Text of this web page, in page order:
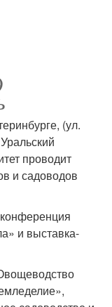
(ул.
проводит
и садоводов
и выставка-